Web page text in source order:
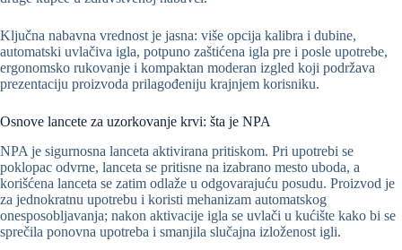
Ključna nabavna vrednost je jasna: više opcija kalibra i dubine,
automatski uvlačiva igla, potpuno zaštićena igla pre i posle upotrebe,
ergonomsko rukovanje i kompaktan moderan izgled koji podržava
prezentaciju proizvoda prilagođeniju krajnjem korisniku.
Osnove lancete za uzorkovanje krvi: šta je NPA
NPA je sigurnosna lanceta aktivirana pritiskom. Pri upotrebi se
poklopac odvrne, lanceta se pritisne na izabrano mesto uboda, a
korišćena lanceta se zatim odlaže u odgovarajuću posudu. Proizvod je
za jednokratnu upotrebu i koristi mehanizam automatskog
onesposobljavanja; nakon aktivacije igla se uvlači u kućište kako bi se
sprečila ponovna upotreba i smanjila slučajna izloženost igli.